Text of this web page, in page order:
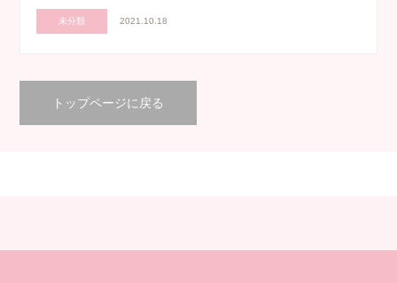
未分類 2021.10.18
トップページに戻る